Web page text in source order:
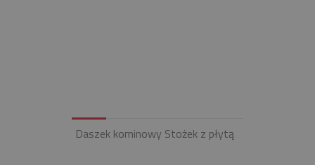
Daszek kominowy Stożek z płytą